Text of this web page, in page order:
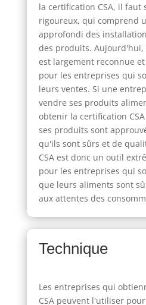
la certification CSA, il faut
rigoureux, qui comprend
approfondi des
des produits. Aujourd'hui,
est largement reconnue
pour les entreprises qui
leurs ventes. Si une
vendre ses produits
obtenir la certification
ses produits sont
qu'ils sont sûrs et de
CSA est donc un outil
pour les entreprises qui
que leurs aliments sont
aux attentes des
Technique
Les entreprises qui
CSA peuvent l'utiliser